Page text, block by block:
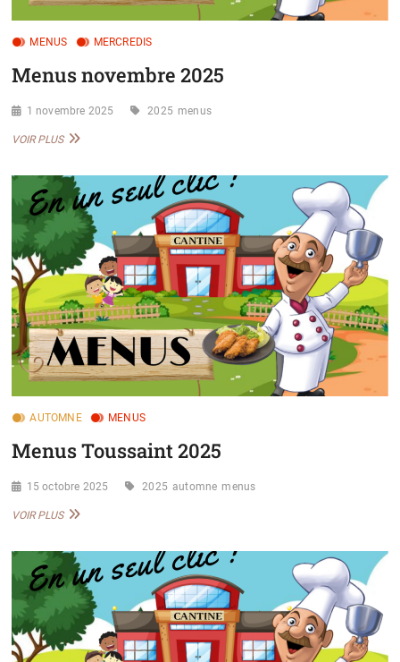
MENUS MERCREDIS
Menus novembre 2025
1 novembre 2025 2025 menus
VOIR PLUSMENUS
AUTOMNE MENUS
Menus Toussaint 2025
15 octobre 2025 2025 automne menus
VOIR PLUSMENUS